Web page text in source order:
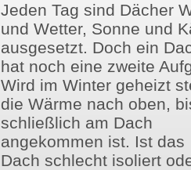
Jeden Tag sind Dächer
und Wetter, Sonne und
ausgesetzt. Doch ein
hat noch eine zweite
Wird im Winter geheizt
die Wärme nach oben,
schließlich am Dach
angekommen ist. Ist das
Dach schlecht isoliert